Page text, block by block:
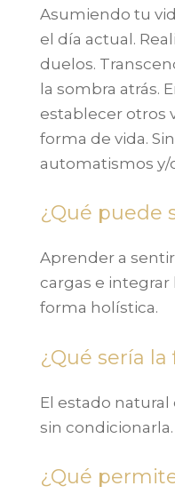
Asumiendo tu
el día actual.
duelos.
la sombra atrás.
establecer otros
forma de vida.
automatismos y/
¿Qué puede
Aprender a
cargas e
forma holística.
¿Qué sería
El estado natural
sin condicionarla.
¿Qué